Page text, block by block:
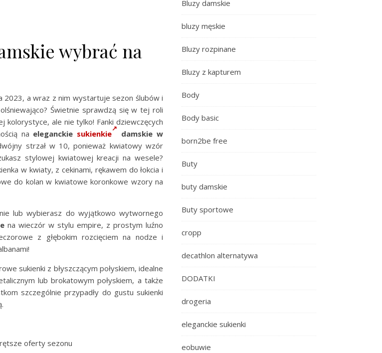
wybrać na
2023, a wraz z nim wystartuje sezon ślubów i
Świetnie sprawdzą się w tej roli
ale nie tylko! Fanki dziewczęcych
na eleganckie sukienkie
damskie w
strzał w 10, ponieważ kwiatowy wzór
stylowej kwiatowej kreacji na wesele?
w kwiaty, z cekinami, rękawem do łokcia i
do kolan w kwiatowe koronkowe wzory na
lub wybierasz do wyjątkowo wytwornego
na wieczór w stylu empire, z prostym luźno
z głębokim rozcięciem na nodze i
sukienki z błyszczącym połyskiem, idealne
lub brokatowym połyskiem, a także
szczególnie przypadły do gustu sukienki
oferty sezonu
Bluzy damskie
bluzy męskie
Bluzy rozpinane
Bluzy z kapturem
Body
Body basic
born2be free
Buty
buty damskie
Buty sportowe
cropp
decathlon alternatywa
DODATKI
drogeria
eleganckie sukienki
eobuwie